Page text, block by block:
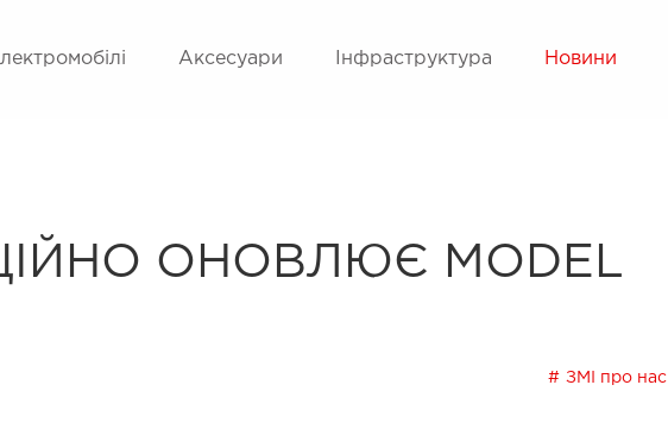
Аксесуари Інфраструктура Новини
ОНОВЛЮЄ MODEL
ЗМІ про нас